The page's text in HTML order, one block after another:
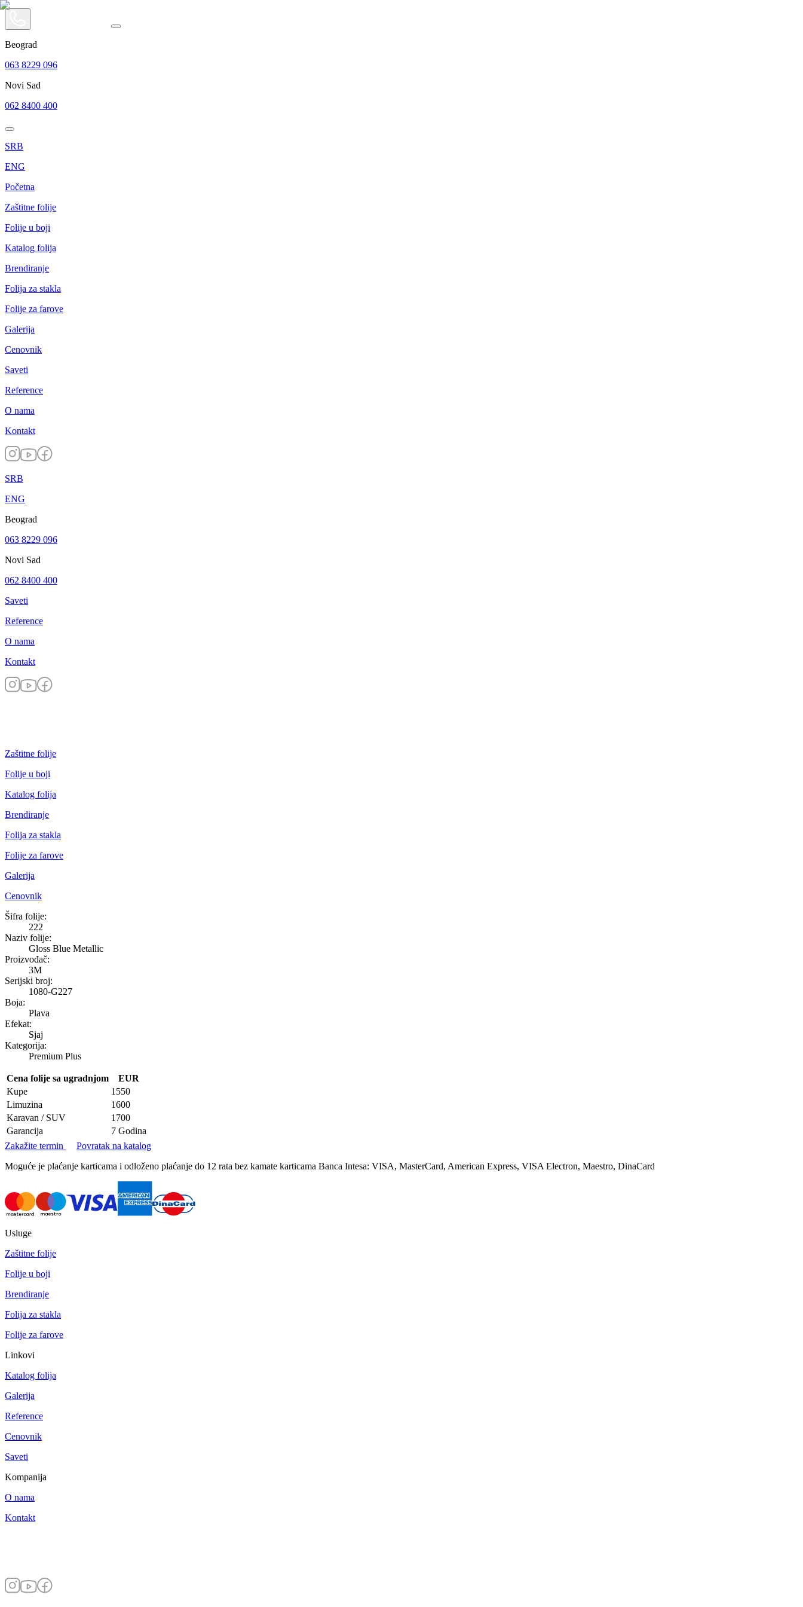
Beograd
063 8229 096
Novi Sad
062 8400 400
SRB
ENG
Početna
Zaštitne folije
Folije u boji
Katalog folija
Brendiranje
Folija za stakla
Folije za farove
Galerija
Cenovnik
Saveti
Reference
O nama
Kontakt
SRB
ENG
Beograd
063 8229 096
Novi Sad
062 8400 400
Saveti
Reference
O nama
Kontakt
Zaštitne folije
Folije u boji
Katalog folija
Brendiranje
Folija za stakla
Folije za farove
Galerija
Cenovnik
Gloss Blue Metallic
Šifra folije:
222
Naziv folije:
Gloss Blue Metallic
Proizvođač:
3M
Serijski broj:
1080-G227
Boja:
Plava
Efekat:
Sjaj
Kategorija:
Premium Plus
Cena folije sa ugradnjom
EUR
Kupe
1550
Limuzina
1600
Karavan / SUV
1700
Garancija
7 Godina
Zakažite termin
Povratak na katalog
Moguće je plaćanje karticama i odloženo plaćanje do 12 rata bez kamate karticama Banca Intesa: VISA, MasterCard, American Express, VISA Electron, Maestro, DinaCard
Usluge
Zaštitne folije
Folije u boji
Brendiranje
Folija za stakla
Folije za farove
Linkovi
Katalog folija
Galerija
Reference
Cenovnik
Saveti
Kompanija
O nama
Kontakt